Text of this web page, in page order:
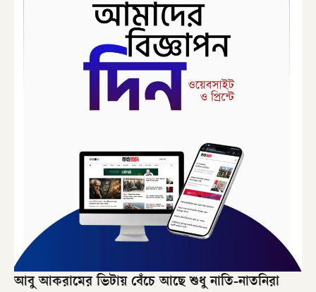
আবু আকরামের ভিটায় বেঁচে আছে শুধু নাতি-নাতনিরা